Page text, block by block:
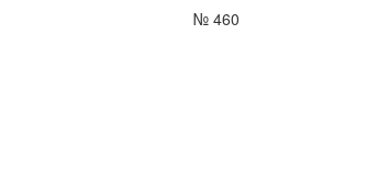
року № 460